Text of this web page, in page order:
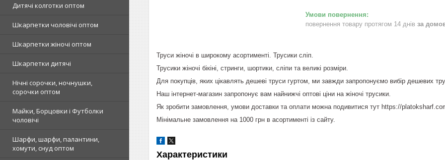
Дитячі колготки оптом
Шкарпетки чоловічі оптом
Шкарпетки жіночі оптом
Шкарпетки дитячі
Нічні сорочки, ночнушки,
сорочки оптом
Майки, Борцовки і Футболки
чоловічі
Шарфи, шарфи, палантини,
хомути, снуд оптом
повернення товару протягом 14 днів за
Труси жіночі в широкому асортименті. Трусики сліп.
Трусики жіночі бікіні, стринги, шортики, сліпи та великі розміри.
Для покупців, яких цікавлять дешеві труси гуртом, ми завжди запропонуємо вибір дешевих
Наш інтернет-магазин запропонує вам найнижчі оптові ціни на жіночі трусики.
Як зробити замовлення, умови доставки та оплати можна подивитися тут https://
Мінімальне замовлення на 1000 грн в асортименті із сайту.
Характеристики